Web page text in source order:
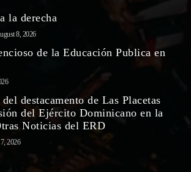
la derecha
8, 2026
de la Educación Publica en
destacamento de Las Placetas
del Ejército Dominicano en la
Noticias del ERD
2026